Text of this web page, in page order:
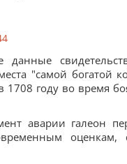
данные
"самой богатой
1708 году во время
аварии галеон